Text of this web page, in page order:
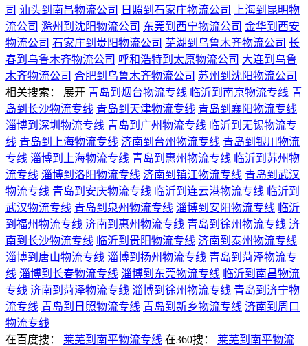
司 汕头到南昌物流公司 日照到石家庄物流公司
上海到昆明物
流公司 滁州到沈阳物流公司 东莞到西宁物流公司 金华到西安
物流公司 石家庄到贵阳物流公司 芜湖到乌鲁木齐物流公司 长
春到乌鲁木齐物流公司 呼和浩特到太原物流公司 大连到乌鲁
木齐物流公司 合肥到乌鲁木齐物流公司 苏州到沈阳物流公司
相关搜索： 展开 青岛到烟台物流专线 临沂到南京物流专线 青
岛到长沙物流专线 青岛到天津物流专线 青岛到襄阳物流专线
淄博到深圳物流专线 青岛到广州物流专线 临沂到无锡物流专
线 青岛到上海物流专线 济南到台州物流专线 青岛到银川物流
专线 淄博到上海物流专线 青岛到惠州物流专线 临沂到苏州物
流专线 淄博到洛阳物流专线 济南到镇江物流专线 青岛到武汉
物流专线 青岛到安庆物流专线 临沂到连云港物流专线 临沂到
武汉物流专线 青岛到泉州物流专线 淄博到安阳物流专线 临沂
到福州物流专线 济南到惠州物流专线 青岛到徐州物流专线 济
南到长沙物流专线 临沂到贵阳物流专线 济南到泰州物流专线
淄博到唐山物流专线 淄博到扬州物流专线 青岛到菏泽物流专
线 淄博到长春物流专线 淄博到东莞物流专线 临沂到南昌物流
专线 济南到菏泽物流专线 淄博到徐州物流专线 青岛到济宁物
流专线 青岛到日照物流专线 青岛到新乡物流专线 济南到周口
物流专线
在百度搜：
莱芜到南平物流专线 在360搜：
莱芜到南平物流